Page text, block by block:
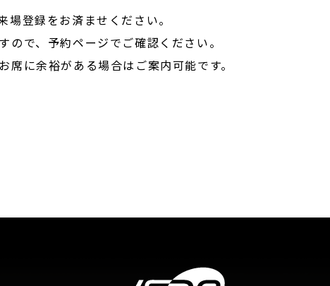
登録をお済ませください。
で、予約ページでご確認ください。